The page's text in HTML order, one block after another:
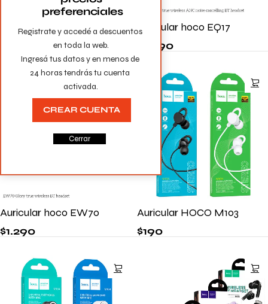
Auricular Mate 70
Auricular hoco EQ17
1.490
Auricular hoco EW70
$1.290
Auricular HOCO M103
$190
Registrate y accedé a descuentos
en toda la web.
Ingresá tus datos y en menos de
24 horas tendrás tu cuenta
activada.
preferenciales
CREAR CUENTA
Cerrar